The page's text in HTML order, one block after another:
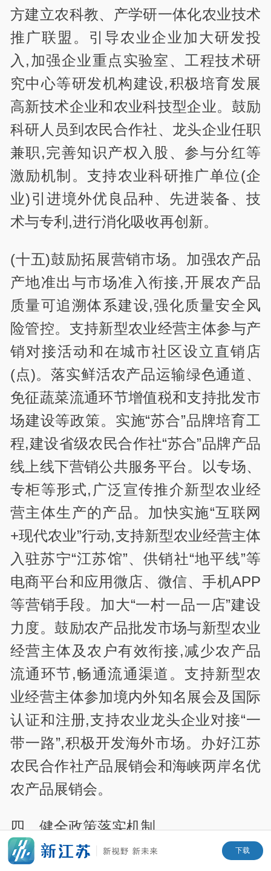
方建立农科教、产学研一体化农业技术
推广联盟。引导农业企业加大研发投
入,加强企业重点实验室、工程技术研
究中心等研发机构建设,积极培育发展
高新技术企业和农业科技型企业。鼓励
科研人员到农民合作社、龙头企业任职
兼职,完善知识产权入股、参与分红等
激励机制。支持农业科研推广单位(企
业)引进境外优良品种、先进装备、技
术与专利,进行消化吸收再创新。
(十五)鼓励拓展营销市场。加强农产品
产地准出与市场准入衔接,开展农产品
质量可追溯体系建设,强化质量安全风
险管控。支持新型农业经营主体参与产
销对接活动和在城市社区设立直销店
(点)。落实鲜活农产品运输绿色通道、
免征蔬菜流通环节增值税和支持批发市
场建设等政策。实施“苏合”品牌培育工
程,建设省级农民合作社“苏合”品牌产品
线上线下营销公共服务平台。以专场、
专柜等形式,广泛宣传推介新型农业经
营主体生产的产品。加快实施“互联网
+现代农业”行动,支持新型农业经营主体
入驻苏宁“江苏馆”、供销社“地平线”等
电商平台和应用微店、微信、手机APP
等营销手段。加大“一村一品一店”建设
力度。鼓励农产品批发市场与新型农业
经营主体及农户有效衔接,减少农产品
流通环节,畅通流通渠道。支持新型农
业经营主体参加境内外知名展会及国际
认证和注册,支持农业龙头企业对接“一
带一路”,积极开发海外市场。办好江苏
农民合作社产品展销会和海峡两岸名优
农产品展销会。
四、健全政策落实机制
(十六)加强组织领导。各地要高度重视
下载